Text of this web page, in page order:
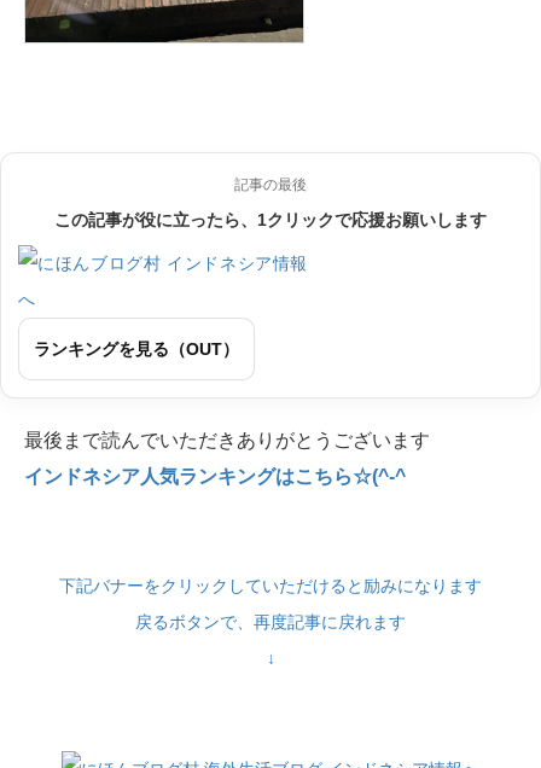
記事の最後
この記事が役に立ったら、1クリックで応援お願いします
ランキングを見る（OUT）
最後まで読んでいただきありがとうございます
インドネシア人気ランキングはこちら☆(^-^
下記バナーをクリックしていただけると励みになります
戻るボタンで、再度記事に戻れます
↓